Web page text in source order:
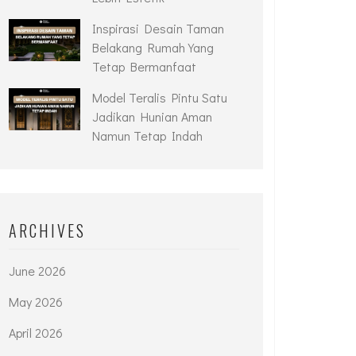
Inspirasi Desain Taman
Belakang Rumah Yang
Tetap Bermanfaat
Model Teralis Pintu Satu
Jadikan Hunian Aman
Namun Tetap Indah
ARCHIVES
June 2026
May 2026
April 2026